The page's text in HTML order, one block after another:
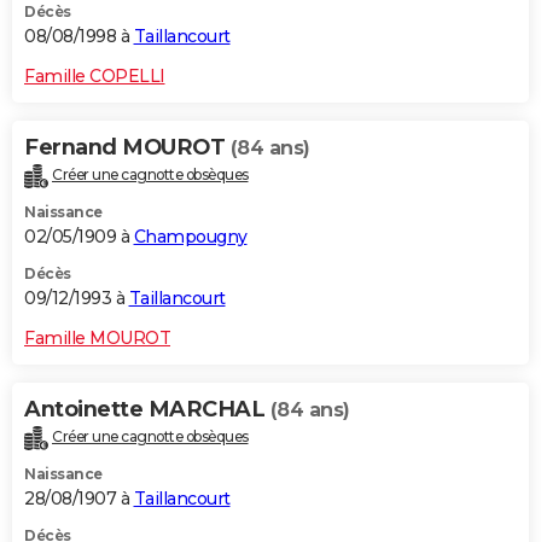
Décès
08/08/1998 à Taillancourt
Famille COPELLI
Fernand MOUROT (84 ans)
Créer une cagnotte obsèques
Naissance
02/05/1909 à Champougny
Décès
09/12/1993 à Taillancourt
Famille MOUROT
Antoinette MARCHAL (84 ans)
Créer une cagnotte obsèques
Naissance
28/08/1907 à Taillancourt
Décès